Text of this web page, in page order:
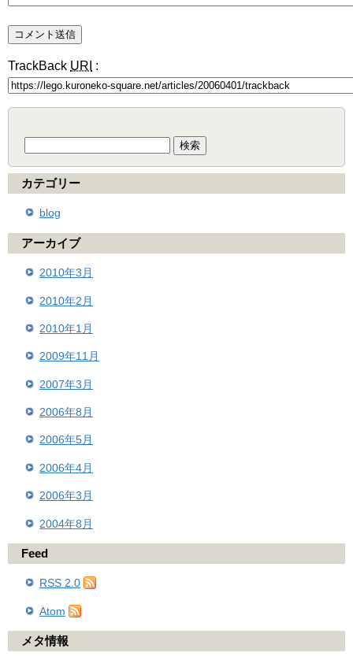
TrackBack URI :
カテゴリー
blog
アーカイブ
2010年3月
2010年2月
2010年1月
2009年11月
2007年3月
2006年8月
2006年5月
2006年4月
2006年3月
2004年8月
Feed
RSS 2.0
Atom
メタ情報